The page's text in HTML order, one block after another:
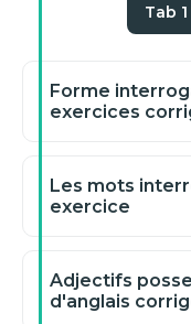
Tab 1
Forme
exercices
Les mots
exercice
Adjectifs
d'anglais